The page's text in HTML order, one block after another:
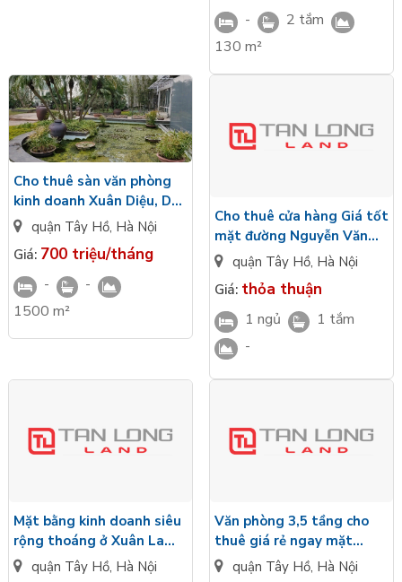
-
2 tắm
130 m²
Cho thuê sàn văn phòng
kinh doanh Xuân Diệu, DT
1500m2, giá 700
triệu/tháng có thỏa thuận
quận Tây Hồ, Hà Nội
Giá: 700 triệu/tháng
-
-
1500 m²
Cho thuê cửa hàng Giá tốt
mặt đường Nguyễn Văn
Huyên , Diện tích 44m x 2
tầng, mặt tiền 4m
quận Tây Hồ, Hà Nội
Giá: thỏa thuận
1 ngủ
1 tắm
-
Mặt bằng kinh doanh siêu
rộng thoáng ở Xuân La
cần cho thuê
quận Tây Hồ, Hà Nội
Văn phòng 3,5 tầng cho
thuê giá rẻ ngay mặt
đường Lạc Long Quân
quận Tây Hồ, Hà Nội